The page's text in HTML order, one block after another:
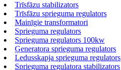
Trīsfāzu stabilizators
Trīsfāzu sprieguma regulators
Mainīgie transformatori
Sprieguma regulators
Sprieguma regulators 100kw
Ģeneratora sprieguma regulators
Ledusskapja sprieguma regulators
Sprieguma regulatora stabilizators